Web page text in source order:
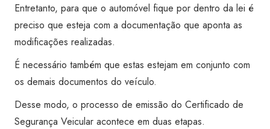
Entretanto, para que o automóvel fique por dentro da lei é
preciso que esteja com a documentação que aponta as
modificações realizadas.
É necessário também que estas estejam em conjunto com
os demais documentos do veículo.
Desse modo, o processo de emissão do Certificado de
Segurança Veicular acontece em duas etapas.